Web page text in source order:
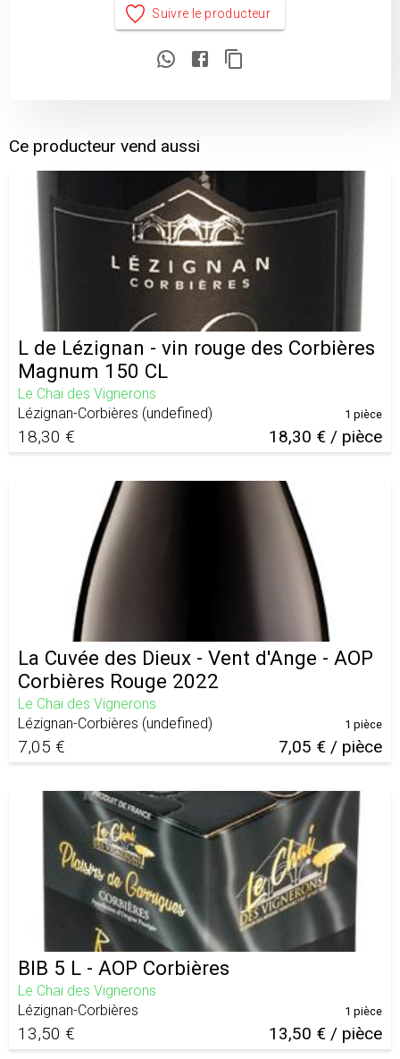
Suivre le producteur
Ce producteur vend aussi
L de Lézignan - vin rouge des Corbières
Magnum 150 CL
Le Chai des Vignerons
Lézignan-Corbières (undefined)
18,30 € 18,30 € / pièce
1 pièce
La Cuvée des Dieux - Vent d'Ange - AOP
Corbières Rouge 2022
Le Chai des Vignerons
Lézignan-Corbières (undefined)
7,05 € 7,05 € / pièce
1 pièce
BIB 5 L - AOP Corbières
Le Chai des Vignerons
Lézignan-Corbières
13,50 € 13,50 € / pièce
1 pièce